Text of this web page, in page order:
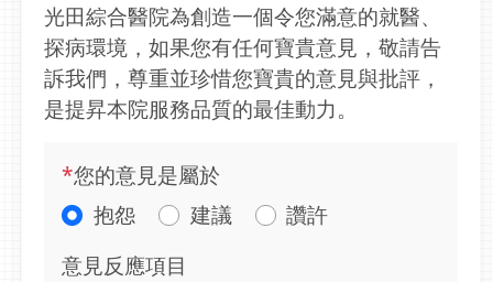
光田綜合醫院為創造一個令您滿意的就醫、
探病環境，如果您有任何寶貴意見，敬請告
訴我們，尊重並珍惜您寶貴的意見與批評，
是提昇本院服務品質的最佳動力。
*您的意見是屬於
抱怨
建議
讚許
意見反應項目